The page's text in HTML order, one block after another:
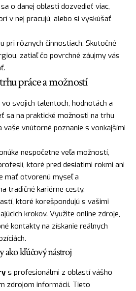
o danej oblasti dozvedieť viac,
v nej pracujú, alebo si vyskúšať
pri rôznych činnostiach. Skutočné
zatiaľ čo povrchné záujmy vás
práce a možností
svojich talentoch, hodnotách a
sa na praktické možnosti na trhu
vaše vnútorné poznanie s vonkajšími
nespočetne veľa možností,
ktoré pred desiatimi rokmi ani
mať otvorenú myseľ a
tradičné kariérne cesty.
ktoré korešpondujú s vašimi
krokov. Využite online zdroje,
kontakty na získanie reálnych
ako kľúčový nástroj
s profesionálmi z oblastí vášho
zdrojom informácií. Tieto